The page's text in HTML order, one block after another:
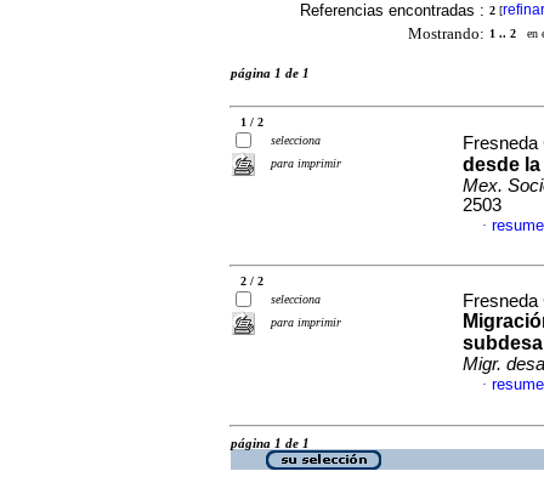
Referencias encontradas : 2 [refinar
Mostrando: 1 .. 2 en
página 1 de 1
1 / 2
selecciona
para imprimir
desde
Mex.
2503
·
2 / 2
selecciona
para imprimir
Migr.
·
página 1 de 1